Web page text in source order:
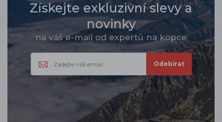
Získejte exkluzivní slevy a
novinky
na váš e-mail od expertů na kopce